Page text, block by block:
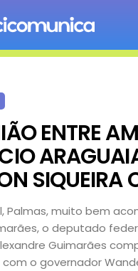
ENTRE
SIQUEIRA
Palmas, muito bem
o deputado
Guimarães
o governador